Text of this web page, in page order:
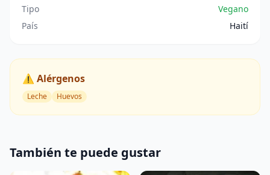
Tipo
Vegano
País
Haití
⚠️ Alérgenos
Leche Huevos
También te puede gustar